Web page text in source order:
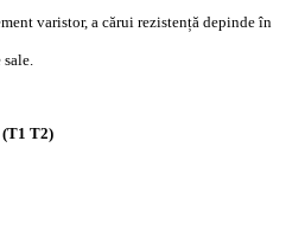
varistor, a cărui rezistență depinde în
(T1 T2)